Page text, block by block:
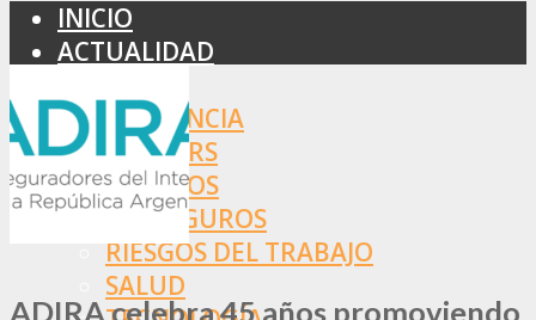
INICIO
ACTUALIDAD
ASISTENCIA
BROKERS
SEGUROS
REASEGUROS
RIESGOS DEL TRABAJO
SALUD
ADIRA celebra 45 años promoviendo